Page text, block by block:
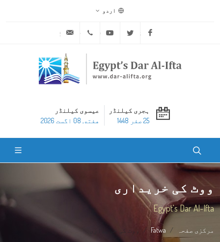
اردو
Facebook
Twitter
Youtube
ہجری کیلنڈر
25 صفر 1448
عیسوی کیلنڈر
هفته, 08 اگست 2026
ووٹ کی خریداری
Egypt's Dar Al-Ifta
مرکزی صفحہ Fatwa ووٹ کی خریداری